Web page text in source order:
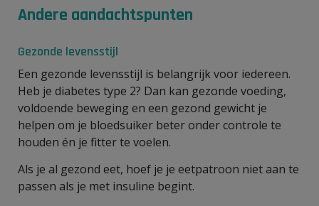
Andere aandachtspunten
Gezonde levensstijl
Een gezonde levensstijl is belangrijk voor iedereen.
Heb je diabetes type 2? Dan kan gezonde voeding,
voldoende beweging en een gezond gewicht je
helpen om je bloedsuiker beter onder controle te
houden én je fitter te voelen.
Als je al gezond eet, hoef je je eetpatroon niet aan te
passen als je met insuline begint.